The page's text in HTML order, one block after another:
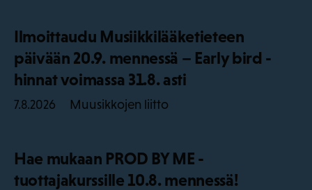
Ilmoittaudu Musiikkilääketieteen
päivään 20.9. mennessä – Early bird -
hinnat voimassa 31.8. asti
7.8.2026 Muusikkojen liitto
Hae mukaan PROD BY ME -
tuottajakurssille 10.8. mennessä!